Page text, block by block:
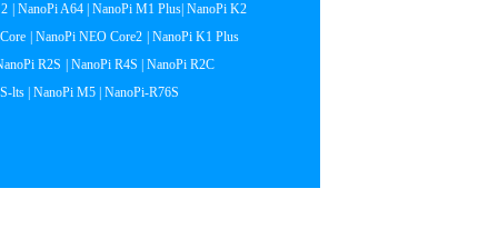
| NanoPi A64 | NanoPi M1 Plus | NanoPi K2
| NanoPi NEO Core2
| NanoPi K1 Plus
R2S
| NanoPi R4S
| NanoPi R2C
lts | NanoPi M5 | NanoPi-R76S